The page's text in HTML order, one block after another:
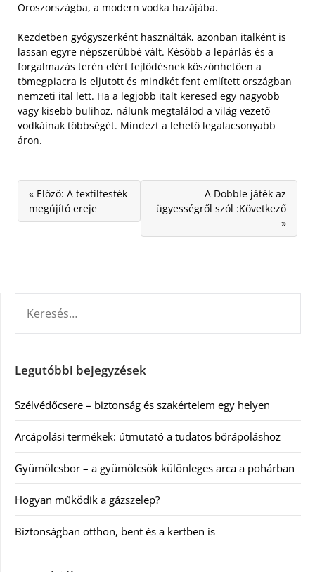
Oroszországba, a modern vodka hazájába.
Kezdetben gyógyszerként használták, azonban italként is
lassan egyre népszerűbbé vált. Később a lepárlás és a
forgalmazás terén elért fejlődésnek köszönhetően a
tömegpiacra is eljutott és mindkét fent említett országban
nemzeti ital lett. Ha a legjobb italt keresed egy nagyobb
vagy kisebb bulihoz, nálunk megtalálod a világ vezető
vodkáinak többségét. Mindezt a lehető legalacsonyabb
áron.
« Előző: A textilfesték
megújító ereje
A Dobble játék az
ügyességről szól :Következő
»
Legutóbbi bejegyzések
Szélvédőcsere – biztonság és szakértelem egy helyen
Arcápolási termékek: útmutató a tudatos bőrápoláshoz
Gyümölcsbor – a gyümölcsök különleges arca a pohárban
Hogyan működik a gázszelep?
Biztonságban otthon, bent és a kertben is